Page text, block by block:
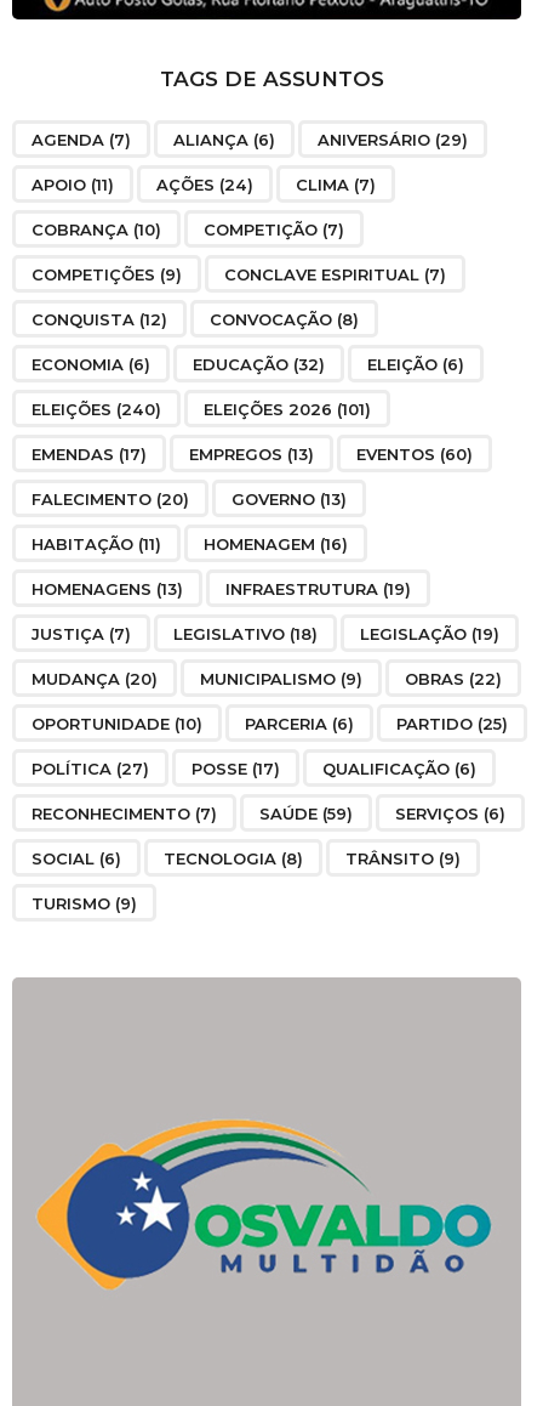
TAGS DE ASSUNTOS
AGENDA (7) ALIANÇA (6) ANIVERSÁRIO (29)
APOIO (11) AÇÕES (24) CLIMA (7)
COBRANÇA (10) COMPETIÇÃO (7)
COMPETIÇÕES (9) CONCLAVE ESPIRITUAL (7)
CONQUISTA (12) CONVOCAÇÃO (8)
ECONOMIA (6) EDUCAÇÃO (32) ELEIÇÃO (6)
ELEIÇÕES (240) ELEIÇÕES 2026 (101)
EMENDAS (17) EMPREGOS (13) EVENTOS (60)
FALECIMENTO (20) GOVERNO (13)
HABITAÇÃO (11) HOMENAGEM (16)
HOMENAGENS (13) INFRAESTRUTURA (19)
JUSTIÇA (7) LEGISLATIVO (18) LEGISLAÇÃO (19)
MUDANÇA (20) MUNICIPALISMO (9) OBRAS (22)
OPORTUNIDADE (10) PARCERIA (6) PARTIDO (25)
POLÍTICA (27) POSSE (17) QUALIFICAÇÃO (6)
RECONHECIMENTO (7) SAÚDE (59) SERVIÇOS (6)
SOCIAL (6) TECNOLOGIA (8) TRÂNSITO (9)
TURISMO (9)